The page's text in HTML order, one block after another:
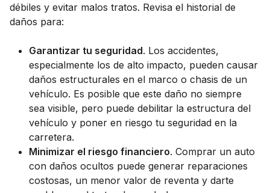
débiles y evitar malos tratos. Revisa el historial de
daños para:
Garantizar tu seguridad. Los accidentes,
especialmente los de alto impacto, pueden causar
daños estructurales en el marco o chasis de un
vehículo. Es posible que este daño no siempre
sea visible, pero puede debilitar la estructura del
vehículo y poner en riesgo tu seguridad en la
carretera.
Minimizar el riesgo financiero. Comprar un auto
con daños ocultos puede generar reparaciones
costosas, un menor valor de reventa y darte